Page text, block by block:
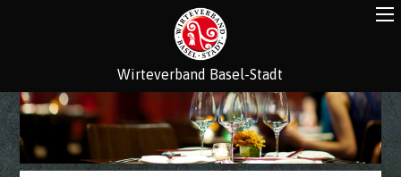
Wirteverband Basel-Stadt